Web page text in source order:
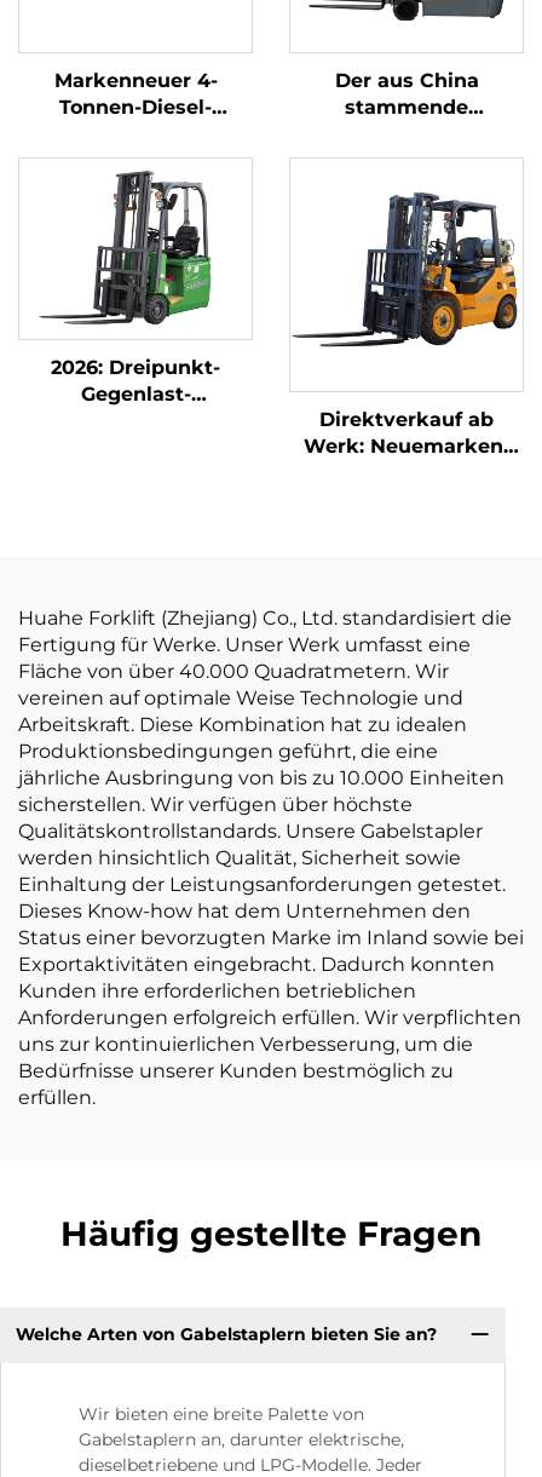
Markenneuer 4-
Tonnen-Diesel-
hochwertigem
japanischem ISUZU-
Motor
Der aus China
stammende
gewichtsoptimierte
Gabelstapler mit 1,0
Tonne Tragfähigkeit
ist preisgünstig.
2026: Dreipunkt-
Gegenlast-
Direktverkauf ab
Werk: Neuemarken-
Huahe Forklift (Zhejiang) Co., Ltd. standardisiert die
Fertigung für Werke. Unser Werk umfasst eine
Fläche von über 40.000 Quadratmetern. Wir
vereinen auf optimale Weise Technologie und
Arbeitskraft. Diese Kombination hat zu idealen
Produktionsbedingungen geführt, die eine
jährliche Ausbringung von bis zu 10.000 Einheiten
sicherstellen. Wir verfügen über höchste
Qualitätskontrollstandards. Unsere Gabelstapler
werden hinsichtlich Qualität, Sicherheit sowie
Einhaltung der Leistungsanforderungen getestet.
Dieses Know-how hat dem Unternehmen den
Status einer bevorzugten Marke im Inland sowie bei
Exportaktivitäten eingebracht. Dadurch konnten
Kunden ihre erforderlichen betrieblichen
Anforderungen erfolgreich erfüllen. Wir verpflichten
uns zur kontinuierlichen Verbesserung, um die
Bedürfnisse unserer Kunden bestmöglich zu
erfüllen.
Häufig gestellte Fragen
Welche Arten von Gabelstaplern bieten Sie an?
Wir bieten eine breite Palette von
Gabelstaplern an, darunter elektrische,
dieselbetriebene und LPG-Modelle. Jeder